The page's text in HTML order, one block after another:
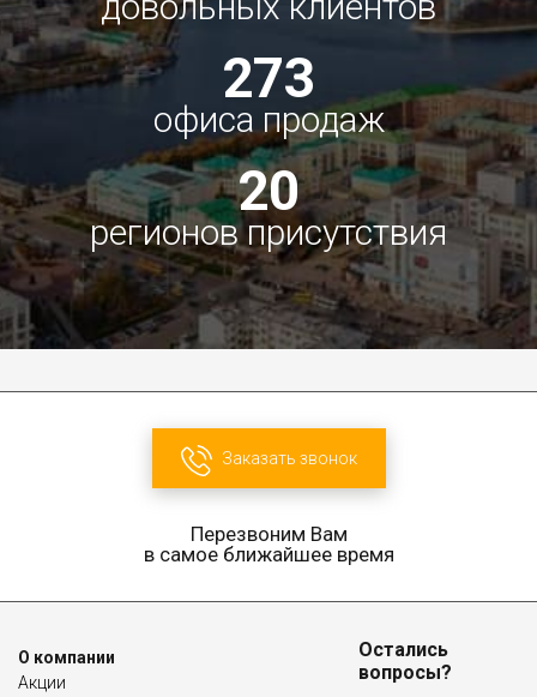
273
офиса продаж
20
регионов присутствия
Заказать звонок
Перезвоним Вам
в самое ближайшее время
О компании
Акции
Остались
вопросы?